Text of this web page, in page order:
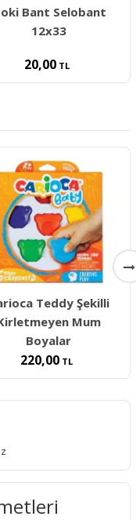
Bant Selobant
12x33
20,00TL
Teddy Şekilli
Mum
Boyalar
220,00 TL